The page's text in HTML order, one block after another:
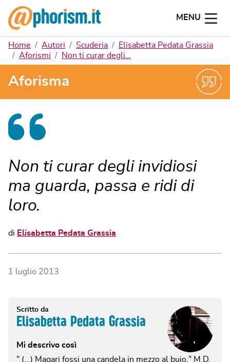
MENU
Home Autori Scuderia
Elisabetta Pedata Grassia
Aforismi
Non ti curar degli…
Aforisma
Non ti curar degli invidiosi
ma guarda, passa e ridi di
loro.
di Elisabetta Pedata Grassia
1 luglio 2013
Scritto da
Elisabetta Pedata Grassia
Mi descrivo così
" (...) Magari fossi una candela in mezzo al buio." M.D.